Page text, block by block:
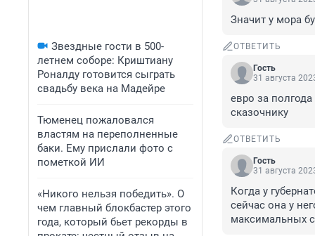
Звездные гости в 500-
летнем соборе: Криштиану
Роналду готовится сыграть
свадьбу века на Мадейре
Тюменец пожаловался
властям на переполненные
баки. Ему прислали фото с
пометкой ИИ
«Никого нельзя победить». О
чем главный блокбастер этого
года, который бьет рекорды в
Значит у мора
ОТВЕТИТЬ
Гость
31 августа
евро за
сказочнику
ОТВЕТИТЬ
Гость
31 августа
Когда у
сейчас она у
максимальных